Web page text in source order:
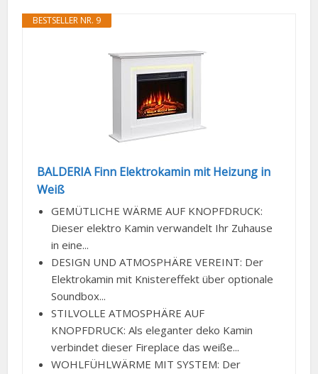
BESTSELLER NR. 9
BALDERIA Finn Elektrokamin mit Heizung in
Weiß
GEMÜTLICHE WÄRME AUF KNOPFDRUCK:
Dieser elektro Kamin verwandelt Ihr Zuhause
in eine...
DESIGN UND ATMOSPHÄRE VEREINT: Der
Elektrokamin mit Knistereffekt über optionale
Soundbox...
STILVOLLE ATMOSPHÄRE AUF
KNOPFDRUCK: Als eleganter deko Kamin
verbindet dieser Fireplace das weiße...
WOHLFÜHLWÄRME MIT SYSTEM: Der